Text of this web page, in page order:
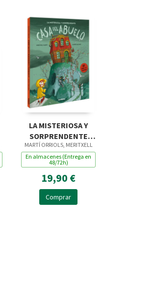
LA MISTERIOSA Y
SORPRENDENTE
CASA DEL ABUELO
MARTÍ ORRIOLS, MERITXELL
En almacenes (Entrega en
48/72h)
19,90 €
Comprar